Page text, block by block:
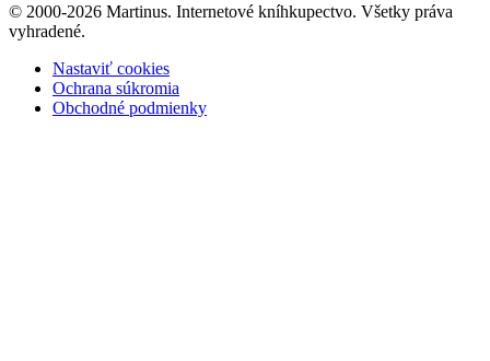
© 2000-2026 Martinus. Internetové kníhkupectvo. Všetky práva
vyhradené.
Nastaviť cookies
Ochrana súkromia
Obchodné podmienky